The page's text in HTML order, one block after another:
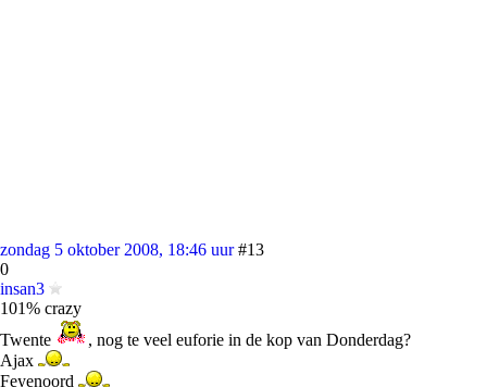
zondag 5 oktober 2008, 18:46 uur #13
0
insan3
101% crazy
Twente
, nog te veel euforie in de kop van Donderdag?
Ajax
Feyenoord